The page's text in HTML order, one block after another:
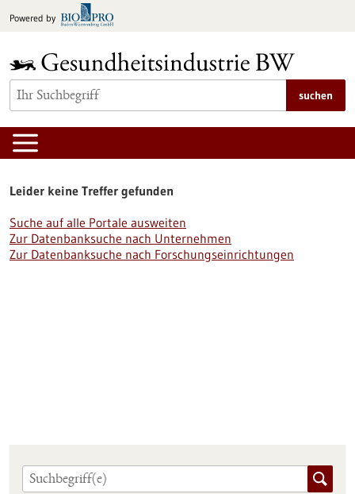
Inhalt
Powered by
suchen
Leider keine Treffer gefunden
Suche auf alle Portale ausweiten
Zur Datenbanksuche nach Unternehmen
Zur Datenbanksuche nach Forschungseinrichtungen